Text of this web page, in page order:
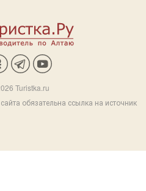
Turistka.ru
обязательна ссылка на источник